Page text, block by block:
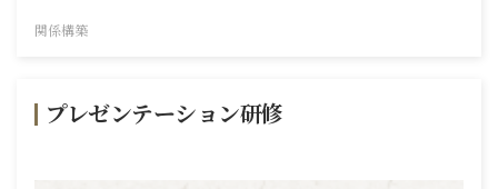
関係構築
プレゼンテーション研修